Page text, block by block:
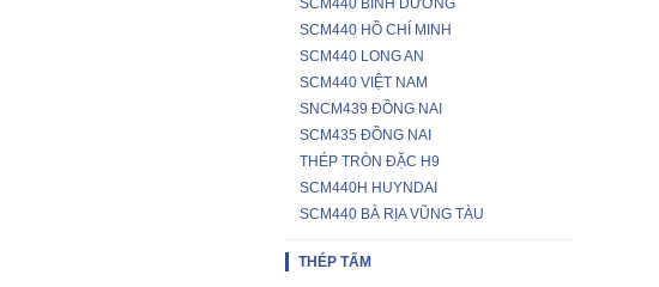
SCM440 BÌNH DƯƠNG
SCM440 HỒ CHÍ MINH
SCM440 LONG AN
SCM440 VIỆT NAM
SNCM439 ĐỒNG NAI
SCM435 ĐỒNG NAI
THÉP TRÒN ĐẶC H9
SCM440H HUYNDAI
SCM440 BÀ RỊA VŨNG TÀU
THÉP TẤM